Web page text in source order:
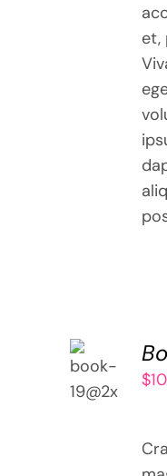
et,
SELECT
OPTIONS
THIS
MULTIPLE
/
$